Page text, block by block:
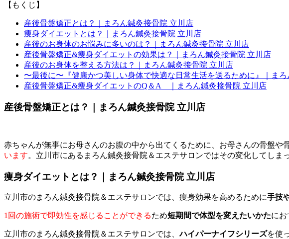
【もくじ】
産後骨盤矯正とは？｜まろん鍼灸接骨院 立川店
痩身ダイエットとは？｜まろん鍼灸接骨院 立川店
産後のお身体のお悩みに多いのは？｜まろん鍼灸接骨院 立川店
産後骨盤矯正&痩身ダイエットの効果は？｜まろん鍼灸接骨院 立川店
産後のお身体を整える方法は？｜まろん鍼灸接骨院 立川店
〜最後に〜『健康かつ美しい身体で快適な日常生活を送るために』｜ま
産後骨盤矯正&痩身ダイエットのQ＆A ｜まろん鍼灸接骨院 立川店
産後骨盤矯正とは？｜まろん鍼灸接骨院 立川店
赤ちゃんが無事にお母さんのお腹の中から出てくるために、お母さんの骨盤や
います。立川市にあるまろん鍼灸接骨院＆エステサロンではその変化してしま
痩身ダイエットとは？｜まろん鍼灸接骨院 立川店
立川市のまろん鍼灸接骨院＆エステサロンでは、痩身効果を高めるために手技
1回の施術で即効性を感じることができるため短期間で体型を変えたいかたにお
立川市のまろん鍼灸接骨院＆エステサロンでは、ハイパーナイフシリーズを使